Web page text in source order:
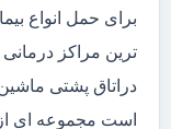
برای حمل انواع
ترین مراکز
دراتاق پشتی
است مجموعه ای